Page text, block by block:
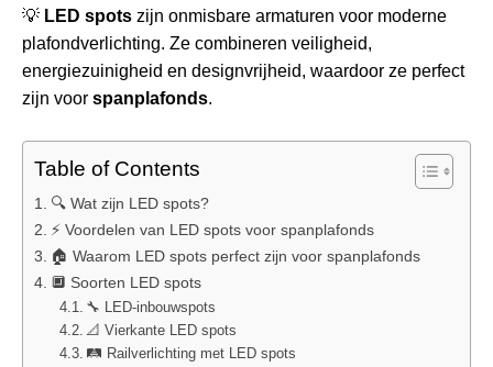
💡 LED spots zijn onmisbare armaturen voor moderne
plafondverlichting. Ze combineren veiligheid,
energiezuinigheid en designvrijheid, waardoor ze perfect
zijn voor spanplafonds.
Table of Contents
🔍 Wat zijn LED spots?
⚡ Voordelen van LED spots voor spanplafonds
🏠 Waarom LED spots perfect zijn voor spanplafonds
🔲 Soorten LED spots
🔧 LED-inbouwspots
📐 Vierkante LED spots
🛤️ Railverlichting met LED spots